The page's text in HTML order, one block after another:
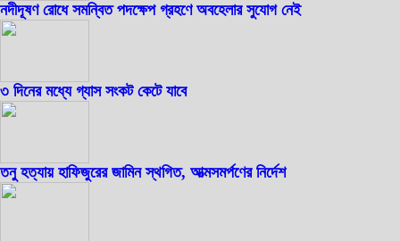
নদীদূষণ রোধে সমন্বিত পদক্ষেপ গ্রহণে অবহেলার সুযোগ নেই
৩ দিনের মধ্যে গ্যাস সংকট কেটে যাবে
তনু হত্যায় হাফিজুরের জামিন স্থগিত, আত্মসমর্পণের নির্দেশ